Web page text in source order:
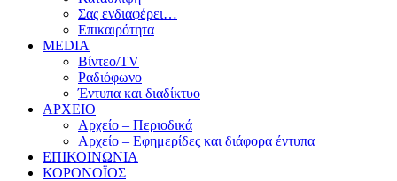
Σας ενδιαφέρει…
Επικαιρότητα
MEDIA
Βίντεο/TV
Ραδιόφωνο
Έντυπα και διαδίκτυο
ΑΡΧΕΙΟ
Αρχείο – Περιοδικά
Αρχείο – Εφημερίδες και διάφορα έντυπα
ΕΠΙΚΟΙΝΩΝΙΑ
ΚΟΡΟΝΟΪΟΣ